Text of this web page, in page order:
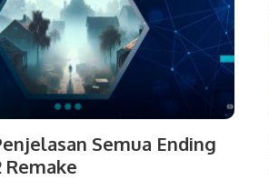
Semua Ending